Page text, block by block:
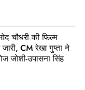
चौधरी की फिल्म
जारी, CM रेखा गुप्ता ने
जोशी-उपासना सिंह